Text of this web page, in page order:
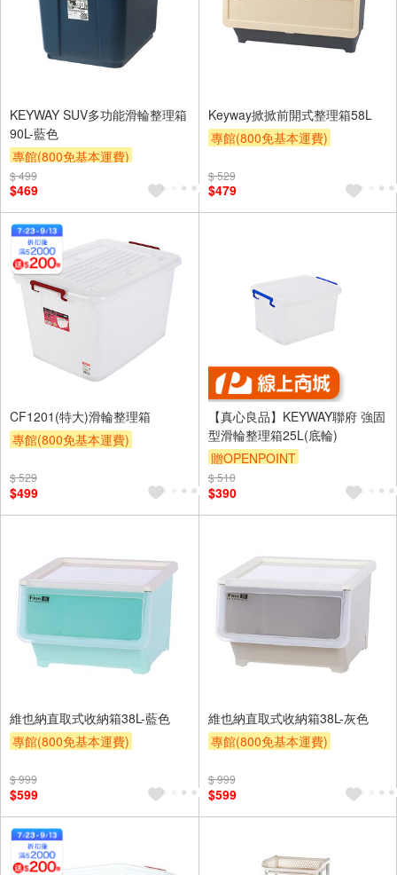
KEYWAY SUV多功能滑輪整理箱
90L-藍色
專館(800免基本運費)
滿額9折
$ 499
$469
Keyway掀掀前開式整理箱58L
專館(800免基本運費)
$ 529
$479
CF1201(特大)滑輪整理箱
專館(800免基本運費)
$ 529
$499
【真心良品】KEYWAY聯府 強固
型滑輪整理箱25L(底輪)
贈OPENPOINT
訂單滿1999享95折
$ 510
$390
維也納直取式收納箱38L-藍色
專館(800免基本運費)
$ 999
$599
維也納直取式收納箱38L-灰色
專館(800免基本運費)
$ 999
$599